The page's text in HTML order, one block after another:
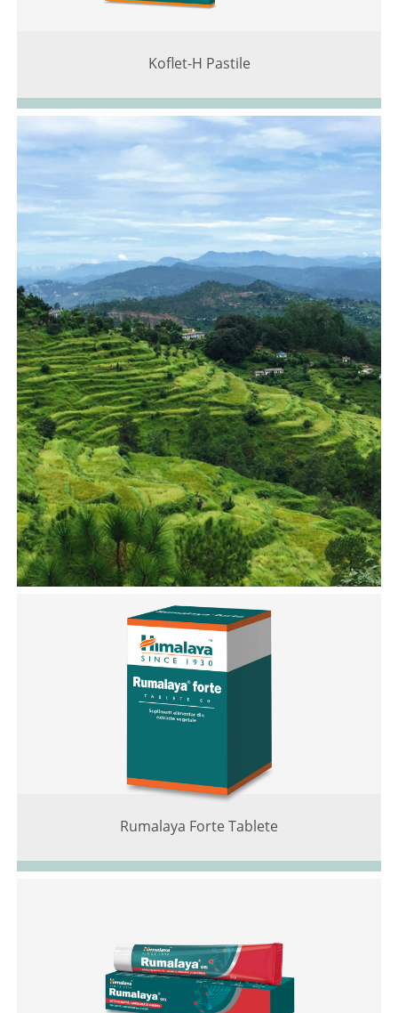
Koflet-H Pastile
Rumalaya Forte Tablete